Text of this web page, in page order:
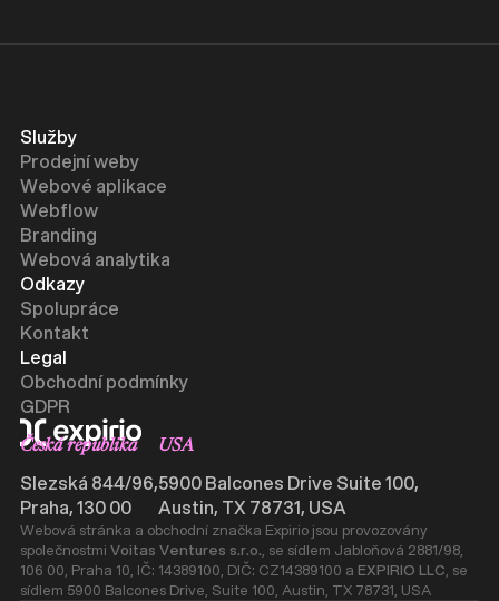
Česká republika
Slezská 844/96,
Praha, 130 00
USA
5900 Balcones Drive Suite 100,
Austin, TX 78731, USA
Webová stránka a obchodní značka Expirio jsou provozovány
společnostmi Voitas Ventures s.r.o., se sídlem Jabloňová 2881/98,
106 00, Praha 10, IČ: 14389100, DIČ: CZ14389100 a EXPIRIO LLC, se
sídlem 5900 Balcones Drive, Suite 100, Austin, TX 78731, USA
Služby
Prodejní weby
Webové aplikace
Webflow
Branding
Webová analytika
Odkazy
Spolupráce
Kontakt
Legal
Obchodní podmínky
GDPR